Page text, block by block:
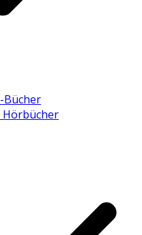
Bücher
Hörbücher